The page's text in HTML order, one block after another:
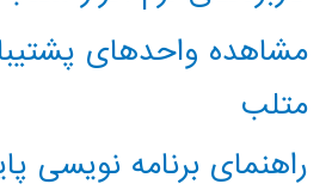
مشاهده واحدهای
متلب
راهنمای برنامه نویسی